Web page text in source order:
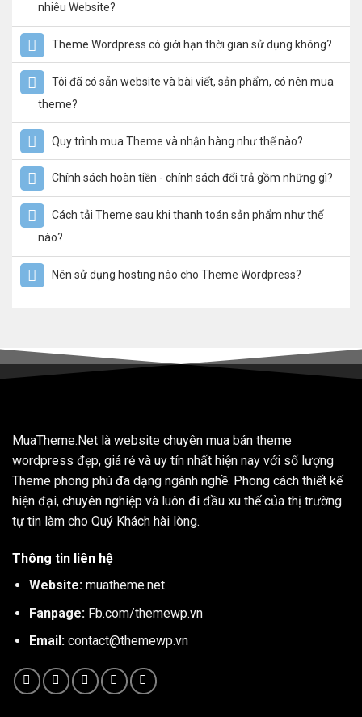
nhiêu Website?
Theme Wordpress có giới hạn thời gian sử dụng không?
Tôi đã có sẵn website và bài viết, sản phẩm, có nên mua
theme?
Quy trình mua Theme và nhận hàng như thế nào?
Chính sách hoàn tiền - chính sách đổi trả gồm những gì?
Cách tải Theme sau khi thanh toán sản phẩm như thế
nào?
Nên sử dụng hosting nào cho Theme Wordpress?
MuaTheme.Net là website chuyên mua bán theme
wordpress đẹp, giá rẻ và uy tín nhất hiện nay với số lượng
Theme phong phú đa dạng ngành nghề. Phong cách thiết kế
hiện đại, chuyên nghiệp và luôn đi đầu xu thế của thị trường
tự tin làm cho Quý Khách hài lòng.
Thông tin liên hệ
Website: muatheme.net
Fanpage: Fb.com/themewp.vn
Email: contact@themewp.vn